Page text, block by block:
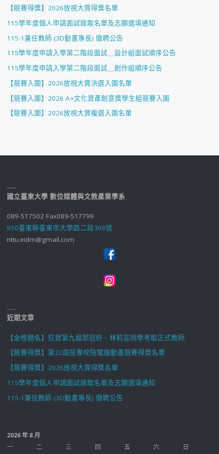
【競賽得獎】2026放視大賞得獎名單
115學年度個人申請面試錄取名單及志願選填通知
115-1兼任教師 (3D動畫專長) 徵聘公告
115學年度申請入學第二階段面試＿設計組面試順序公告
115學年度申請入學第二階段面試＿創作組順序公告
【競賽入圍】2026放視大賞決選入圍名單
【競賽入圍】2026 A+文化資產創意獎學生組競賽入圍
【競賽入圍】2026放視大賞複選入圍名單
國立臺東大學 數位媒體與文教產業學系
089-517502 Fax089-517799
950臺東縣臺東市大學路二段369號
nttu.eidm@gmail.com
近期文章
【金榜題名】狂賀第九屆郭冠妤、林莉芸同學考取正式教師
【競賽得獎】第22屆技專校院電腦動畫競賽得獎名單
【競賽得獎】2026放視大賞得獎名單
115學年度個人申請面試錄取名單及志願選填通知
115-1兼任教師 (3D動畫專長) 徵聘公告
2026 年 8 月
一
二 三 四 五 六
日